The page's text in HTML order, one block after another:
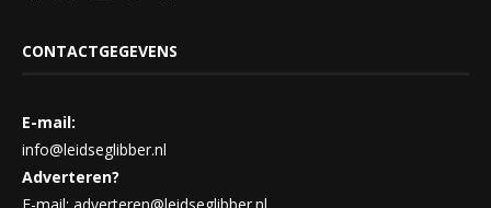
CONTACTGEGEVENS
E-mail:
info@leidseglibber.nl
Adverteren?
E-mail: adverteren@leidseglibber.nl